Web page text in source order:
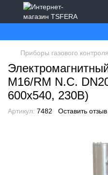
Приборы газового
M16/RM N.C.
600x540, 230В)
Артикул: 7482 Оставить отзыв